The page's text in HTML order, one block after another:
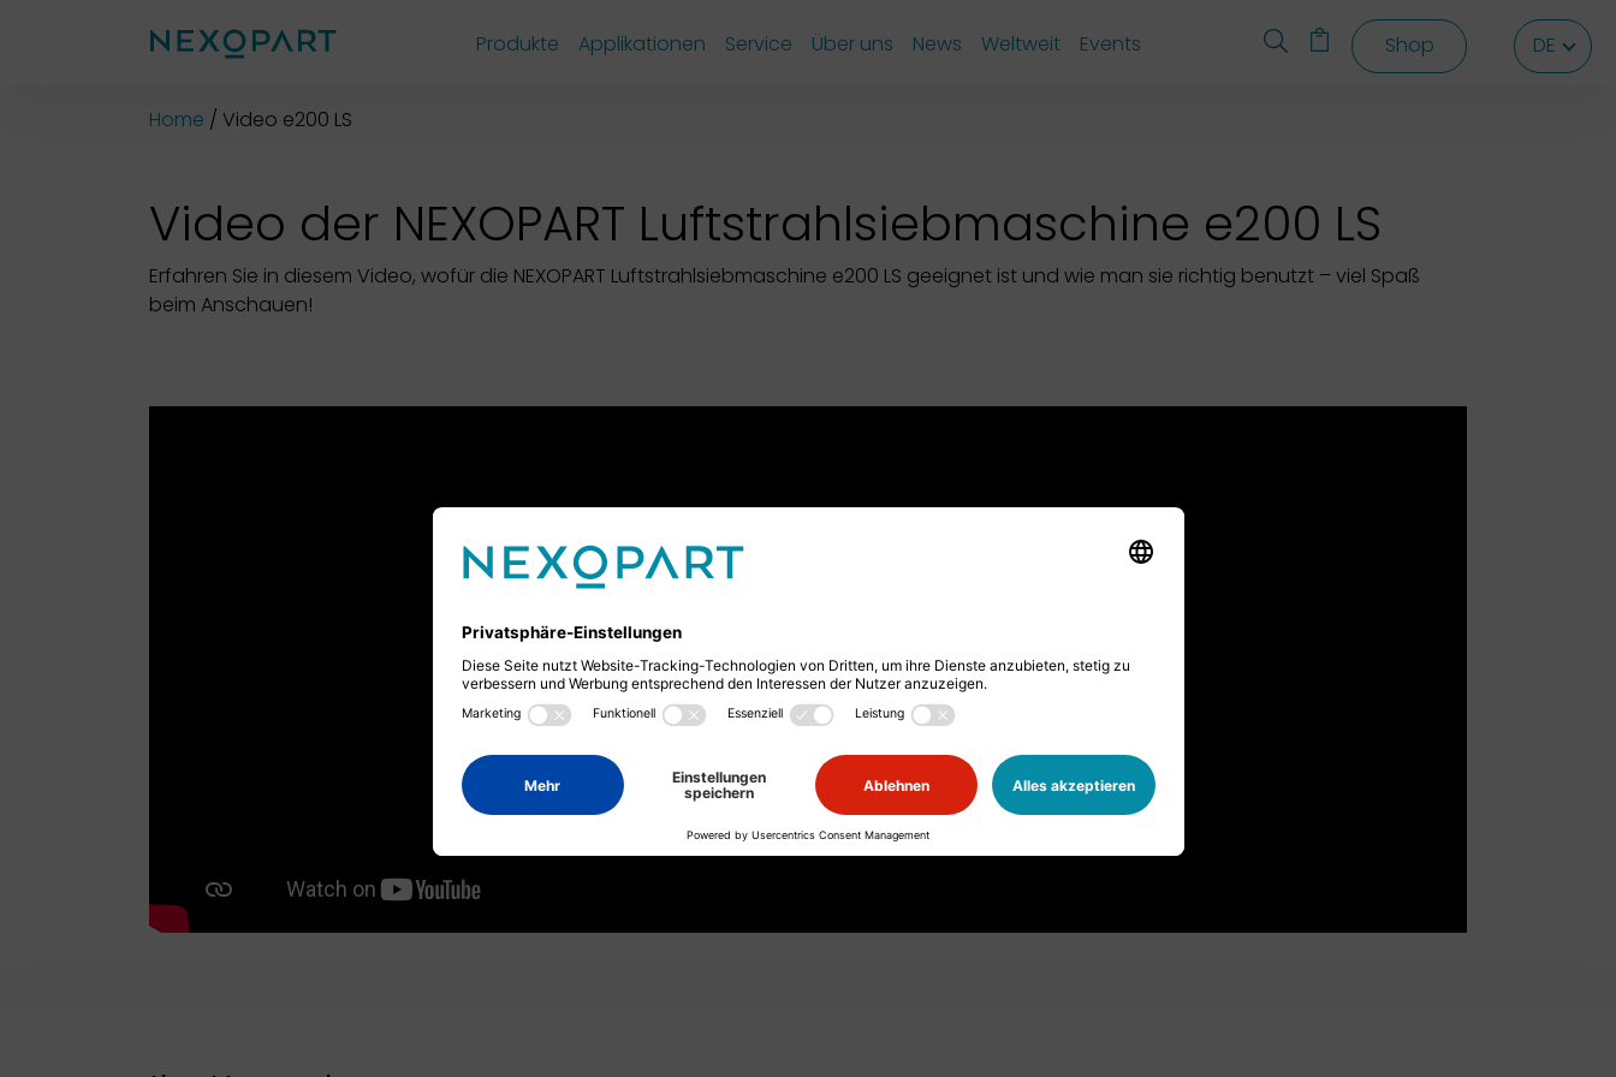
DE DE
Produkte Applikationen Service Über uns News Weltweit Events Shop DE
Home Video e200 LS
Video der NEXOPART Luftstrahlsiebmaschine e200 LS
Erfahren Sie in diesem Video, wofür die NEXOPART Luftstrahlsiebmaschine e200 LS geeignet ist und wie man sie richtig benutzt – viel Spaß
beim Anschauen!